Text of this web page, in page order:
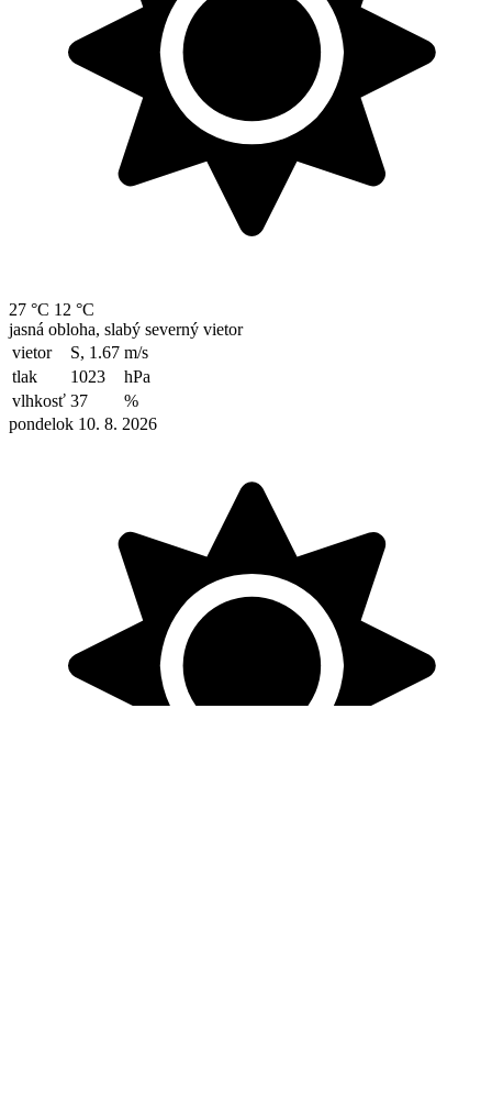
27 °C 12 °C
jasná obloha, slabý severný vietor
vietor
S, 1.67 m/s
tlak
1023
hPa
vlhkosť 37
%
pondelok 10. 8. 2026